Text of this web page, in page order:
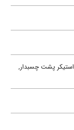
استیکر پشت چسبدار,